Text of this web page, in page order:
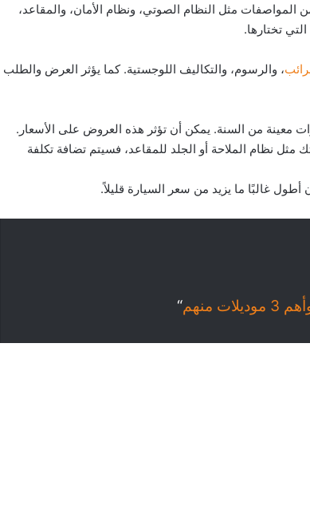
مثل النظام الصوتي، ونظام الأمان، والمقاعد،
تختارها.
، والرسوم، والتكاليف اللوجستية. كما يؤثر العرض والطلب
نظام الملاحة أو الجلد للمقاعد، فسيتم تضافة تكلفة
منهم “